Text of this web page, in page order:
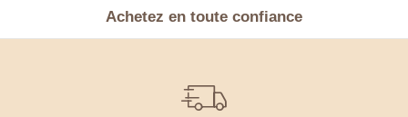
Achetez en toute confiance